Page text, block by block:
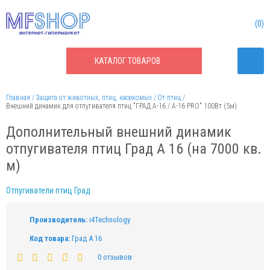
КАТАЛОГТОВАРОВ
0
Главная Защита от животных, птиц, насекомых
От птиц
Внешний динамик для отпугивателя птиц "ГРАД А-16 / А-16 PRO" 100Вт (5м)
Дополнительный внешний динамик
отпугивателя птиц Град А 16 (на 7000 кв.
м)
Отпугиватели птиц Град
Производитель: i4Technology
Код товара: Град А 16
0 отзывов